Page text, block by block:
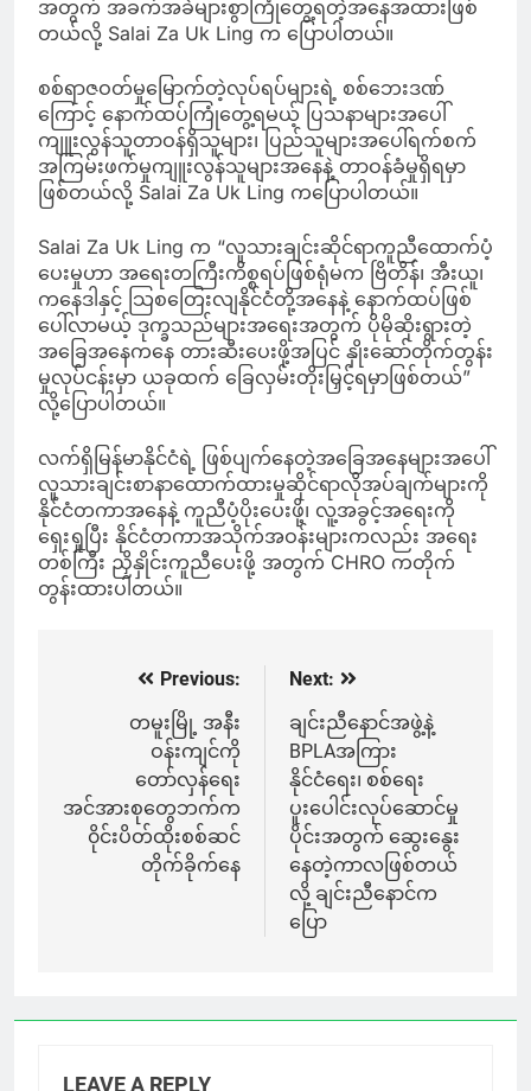
အတွက် အခက်အခဲများစွာကြုံတွေ့ရတဲ့အနေအထားဖြစ်
တယ်လို့ Salai Za Uk Ling က ပြောပါတယ်။
စစ်ရာဇဝတ်မှုမြောက်တဲ့လုပ်ရပ်များရဲ့ စစ်ဘေးဒဏ်
ကြောင့် နောက်ထပ်ကြုံတွေ့ရမယ့် ပြသနာများအပေါ်
ကျူးလွန်သူတာဝန်ရှိသူများ၊ ပြည်သူများအပေါ်ရက်စက်
အကြမ်းဖက်မှုကျူးလွန်သူများအနေနဲ့ တာဝန်ခံမှုရှိရမှာ
ဖြစ်တယ်လို့ Salai Za Uk Ling ကပြောပါတယ်။
Salai Za Uk Ling က “လူသားချင်းဆိုင်ရာကူညီထောက်ပံ့
ပေးမှုဟာ အရေးတကြီးကိစ္စရပ်ဖြစ်ရုံမက ဗြိတိန်၊ အီးယူ၊
ကနေဒါနှင့် သြစတြေးလျနိုင်ငံတို့အနေနဲ့ နောက်ထပ်ဖြစ်
ပေါ်လာမယ့် ဒုက္ခသည်များအရေးအတွက် ပိုမိုဆိုးရွားတဲ့
အခြေအနေကနေ တားဆီးပေးဖို့အပြင် နှိုးဆော်တိုက်တွန်း
မှုလုပ်ငန်းမှာ ယခုထက် ခြေလှမ်းတိုးမြှင့်ရမှာဖြစ်တယ်”
လို့ပြောပါတယ်။
လက်ရှိမြန်မာနိုင်ငံရဲ့ ဖြစ်ပျက်နေတဲ့အခြေအနေများအပေါ်
လူသားချင်းစာနာထောက်ထားမှုဆိုင်ရာလိုအပ်ချက်များကို
နိုင်ငံတကာအနေနဲ့ ကူညီပံ့ပိုးပေးဖို့၊ လူ့အခွင့်အရေးကို
ရှေးရှုပြီး နိုင်ငံတကာအသိုက်အဝန်းများကလည်း အရေး
တစ်ကြီး ညှိနှိုင်းကူညီပေးဖို့ အတွက် CHRO ကတိုက်
တွန်းထားပါတယ်။
navigation
Previous:
တမူးမြို့ အနီး
ဝန်းကျင်ကို
တော်လှန်ရေး
အင်အားစုတွေဘက်က
၀ိုင်းပိတ်ထိုးစစ်ဆင်
တိုက်ခိုက်နေ
Next:
ချင်းညီနောင်အဖွဲ့နဲ့
BPLAအကြား
နိုင်ငံရေး၊ စစ်ရေး
ပူးပေါင်းလုပ်ဆောင်မှု
ပိုင်းအတွက် ဆွေးနွေး
နေတဲ့ကာလဖြစ်တယ်
လို့ ချင်းညီနောင်က
ပြော
LEAVE A REPLY